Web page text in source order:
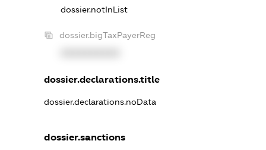
dossier.notInList
dossier.bigTaxPayerReg
dossier.declarations.title
dossier.declarations.noData
dossier.sanctions